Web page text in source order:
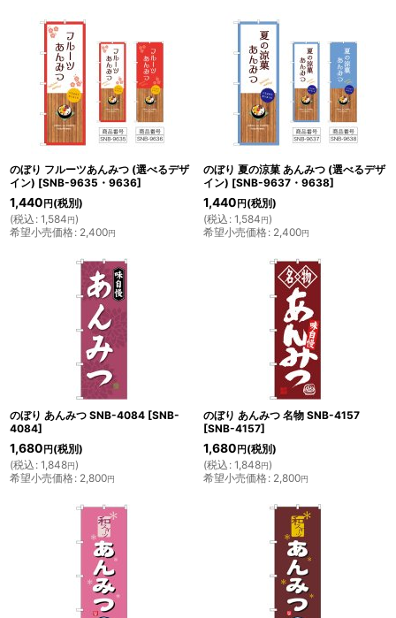
のぼり フルーツあんみつ (選べるデザ
イン) [SNB-9635・9636]
1,440 円 (税別)
(税込 : 1,584円)
希望小売価格: 2,400円
のぼり 夏の涼菓 あんみつ (選べるデザ
イン) [SNB-9637・9638]
1,440 円 (税別)
(税込 : 1,584円)
希望小売価格: 2,400円
のぼり あんみつ SNB-4084 [SNB-
4084]
1,680 円 (税別)
(税込 : 1,848円)
希望小売価格: 2,800円
のぼり あんみつ 名物 SNB-4157
[SNB-4157]
1,680 円 (税別)
(税込 : 1,848円)
希望小売価格: 2,800円